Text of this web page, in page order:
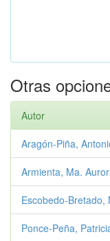
Otras
Autor
Aragón-Piña,
Armienta, Ma.
Escobedo-Bretado,
Ponce-Peña,